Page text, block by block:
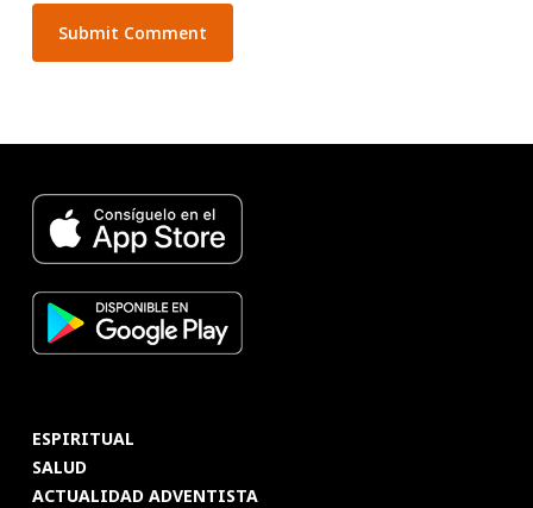
ESPIRITUAL
SALUD
ACTUALIDAD ADVENTISTA